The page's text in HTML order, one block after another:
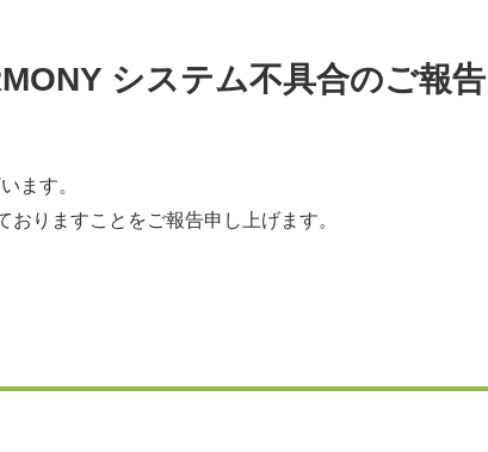
システム不具合のご報告
ます。
りますことをご報告申し上げます。